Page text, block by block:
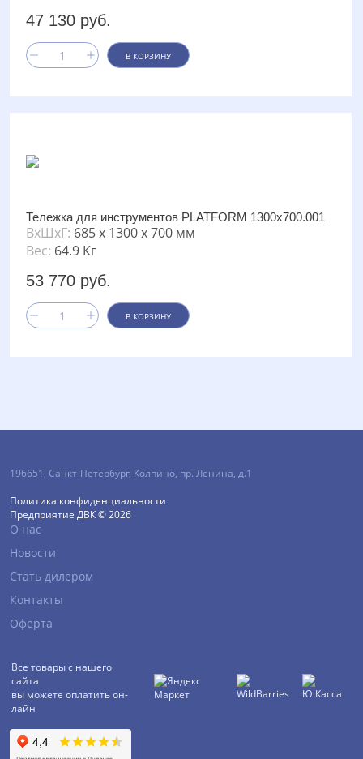
47 130 руб.
В КОРЗИНУ
Тележка для инструментов PLATFORM 1300х700.001
ВxШxГ: 685 x 1300 x 700 мм
Вес: 64.9 Кг
53 770 руб.
В КОРЗИНУ
196651 , Санкт-Петербург, Колпино, пр. Ленина, д.1
Политика конфиденциальности
Предприятие ДВК © 2026
О нас
Новости
Стать дилером
Контакты
Оферта
Все товары с нашего
сайта
вы можете оплатить он-
лайн